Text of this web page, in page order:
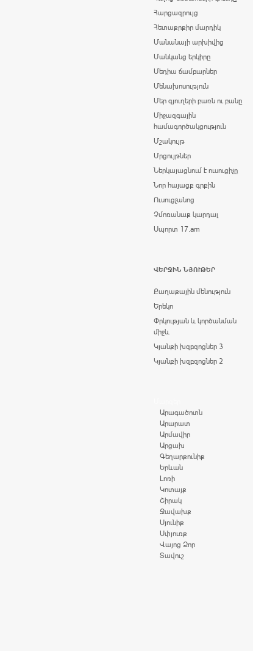
Հարցազրույց
Հետաքրքիր մարդիկ
Մանանայի արխիվից
Մանկանց երկիրը
Մեդիա ճամբարներ
Մենախոսություն
Մեր գյուղերի բառն ու բանը
Միջազգային
համագործակցություն
Մշակույթ
Մրցույթներ
Ներկայացնում է ուսուցիչը
Նոր հայացք գրքին
Ուսուցչանոց
Չմոռանաք կարդալ
Սպորտ 17.am
ՎԵՐՋԻՆ ՆՅՈՒԹԵՐ
Քաղաքային մենություն
Երեկո
Փրկության և կործանման
միջև
Կյանքի խզբզոցներ 3
Կյանքի խզբզոցներ 2
Արագածոտն
Արարատ
Արմավիր
Արցախ
Գեղարքունիք
Երևան
Լոռի
Կոտայք
Շիրակ
Ջավախք
Սյունիք
Սփյուռք
Վայոց Ձոր
Տավուշ